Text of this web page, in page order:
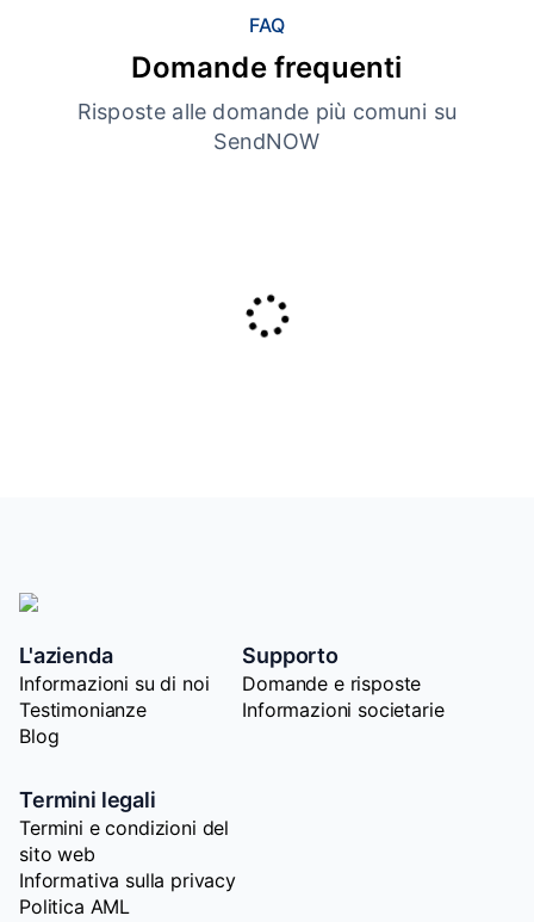
FAQ
Domande frequenti
Risposte alle domande più comuni su
SendNOW
L'azienda
Informazioni su di noi
Testimonianze
Blog
Supporto
Domande e risposte
Informazioni societarie
Termini legali
Termini e condizioni del
sito web
Informativa sulla privacy
Politica AML